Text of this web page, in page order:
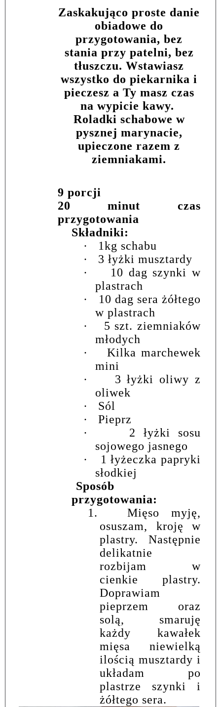
Zaskakująco proste danie
obiadowe do
przygotowania, bez
stania przy patelni, bez
tłuszczu. Wstawiasz
wszystko do piekarnika i
pieczesz a Ty masz czas
na wypicie kawy.
Roladki schabowe w
pysznej marynacie,
upieczone razem z
ziemniakami.
9 porcji
20 minut czas
przygotowania
Składniki:
·
1kg schabu
·
3 łyżki musztardy
·
10 dag szynki w
plastrach
·
10 dag sera żółtego
w plastrach
·
5 szt. ziemniaków
młodych
·
Kilka marchewek
mini
·
3 łyżki oliwy z
oliwek
·
Sól
·
Pieprz
·
2 łyżki sosu
sojowego jasnego
·
1 łyżeczka papryki
słodkiej
Sposób
przygotowania:
1.
Mięso myję,
osuszam, kroję w
plastry. Następnie
delikatnie
rozbijam w
cienkie plastry.
Doprawiam
pieprzem oraz
solą, smaruję
każdy kawałek
mięsa niewielką
ilością musztardy i
układam po
plastrze szynki i
żółtego sera.